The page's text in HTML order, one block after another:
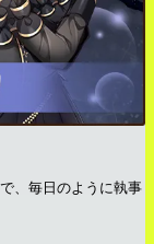
、毎日のように執事